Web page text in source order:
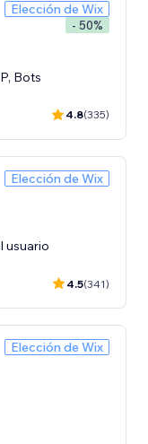
Elección de Wix
- 50%
Bots
4.8(335)
Elección de Wix
usuario
4.5(341)
Elección de Wix